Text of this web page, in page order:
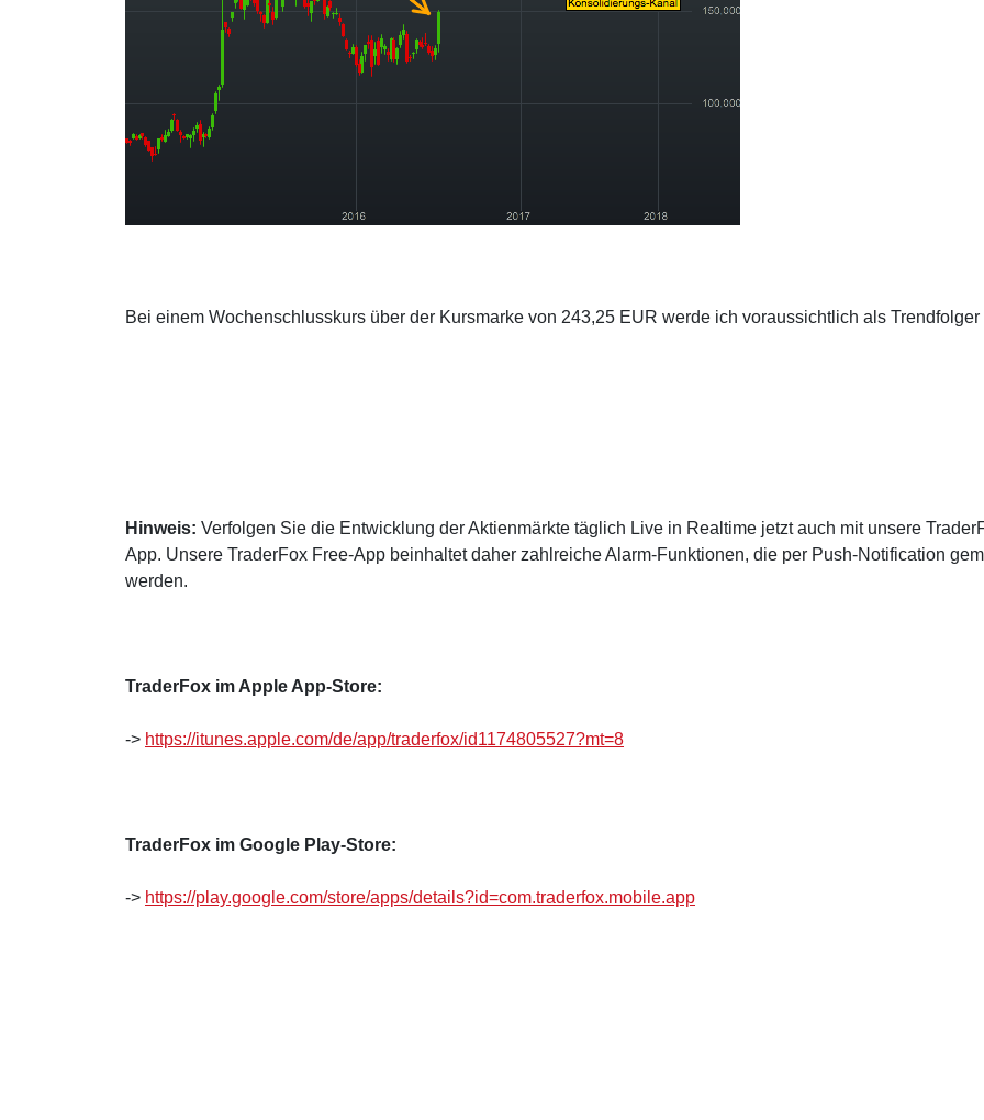
Bei einem Wochenschlusskurs über der Kursmarke von 243,25 EUR werde ich voraussichtlich als Trendfolger
Hinweis: Verfolgen Sie die Entwicklung der Aktienmärkte täglich Live in Realtime jetzt auch mit unsere
App. Unsere TraderFox Free-App beinhaltet daher zahlreiche Alarm-Funktionen, die per Push-Notification
werden.
TraderFox im Apple App-Store:
-> https://itunes.apple.com/de/app/traderfox/id1174805527?mt=8
TraderFox im Google Play-Store:
-> https://play.google.com/store/apps/details?id=com.traderfox.mobile.app